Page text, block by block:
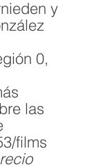
y
0,
las
films